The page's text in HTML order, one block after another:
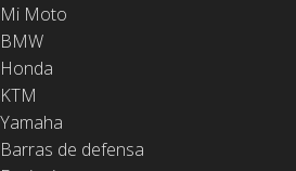
Mi Moto
BMW
Honda
KTM
Yamaha
Barras de defensa